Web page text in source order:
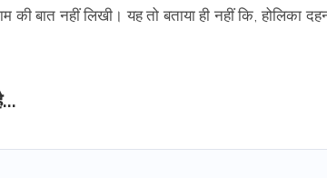
बात नहीं लिखी। यह तो बताया ही नहीं कि, होलिका